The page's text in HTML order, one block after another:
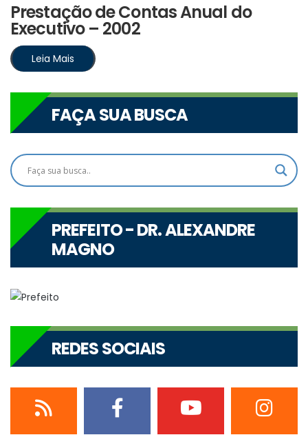
Prestação de Contas Anual do
Executivo – 2002
Leia Mais
FAÇA SUA BUSCA
PREFEITO - DR. ALEXANDRE
MAGNO
REDES SOCIAIS